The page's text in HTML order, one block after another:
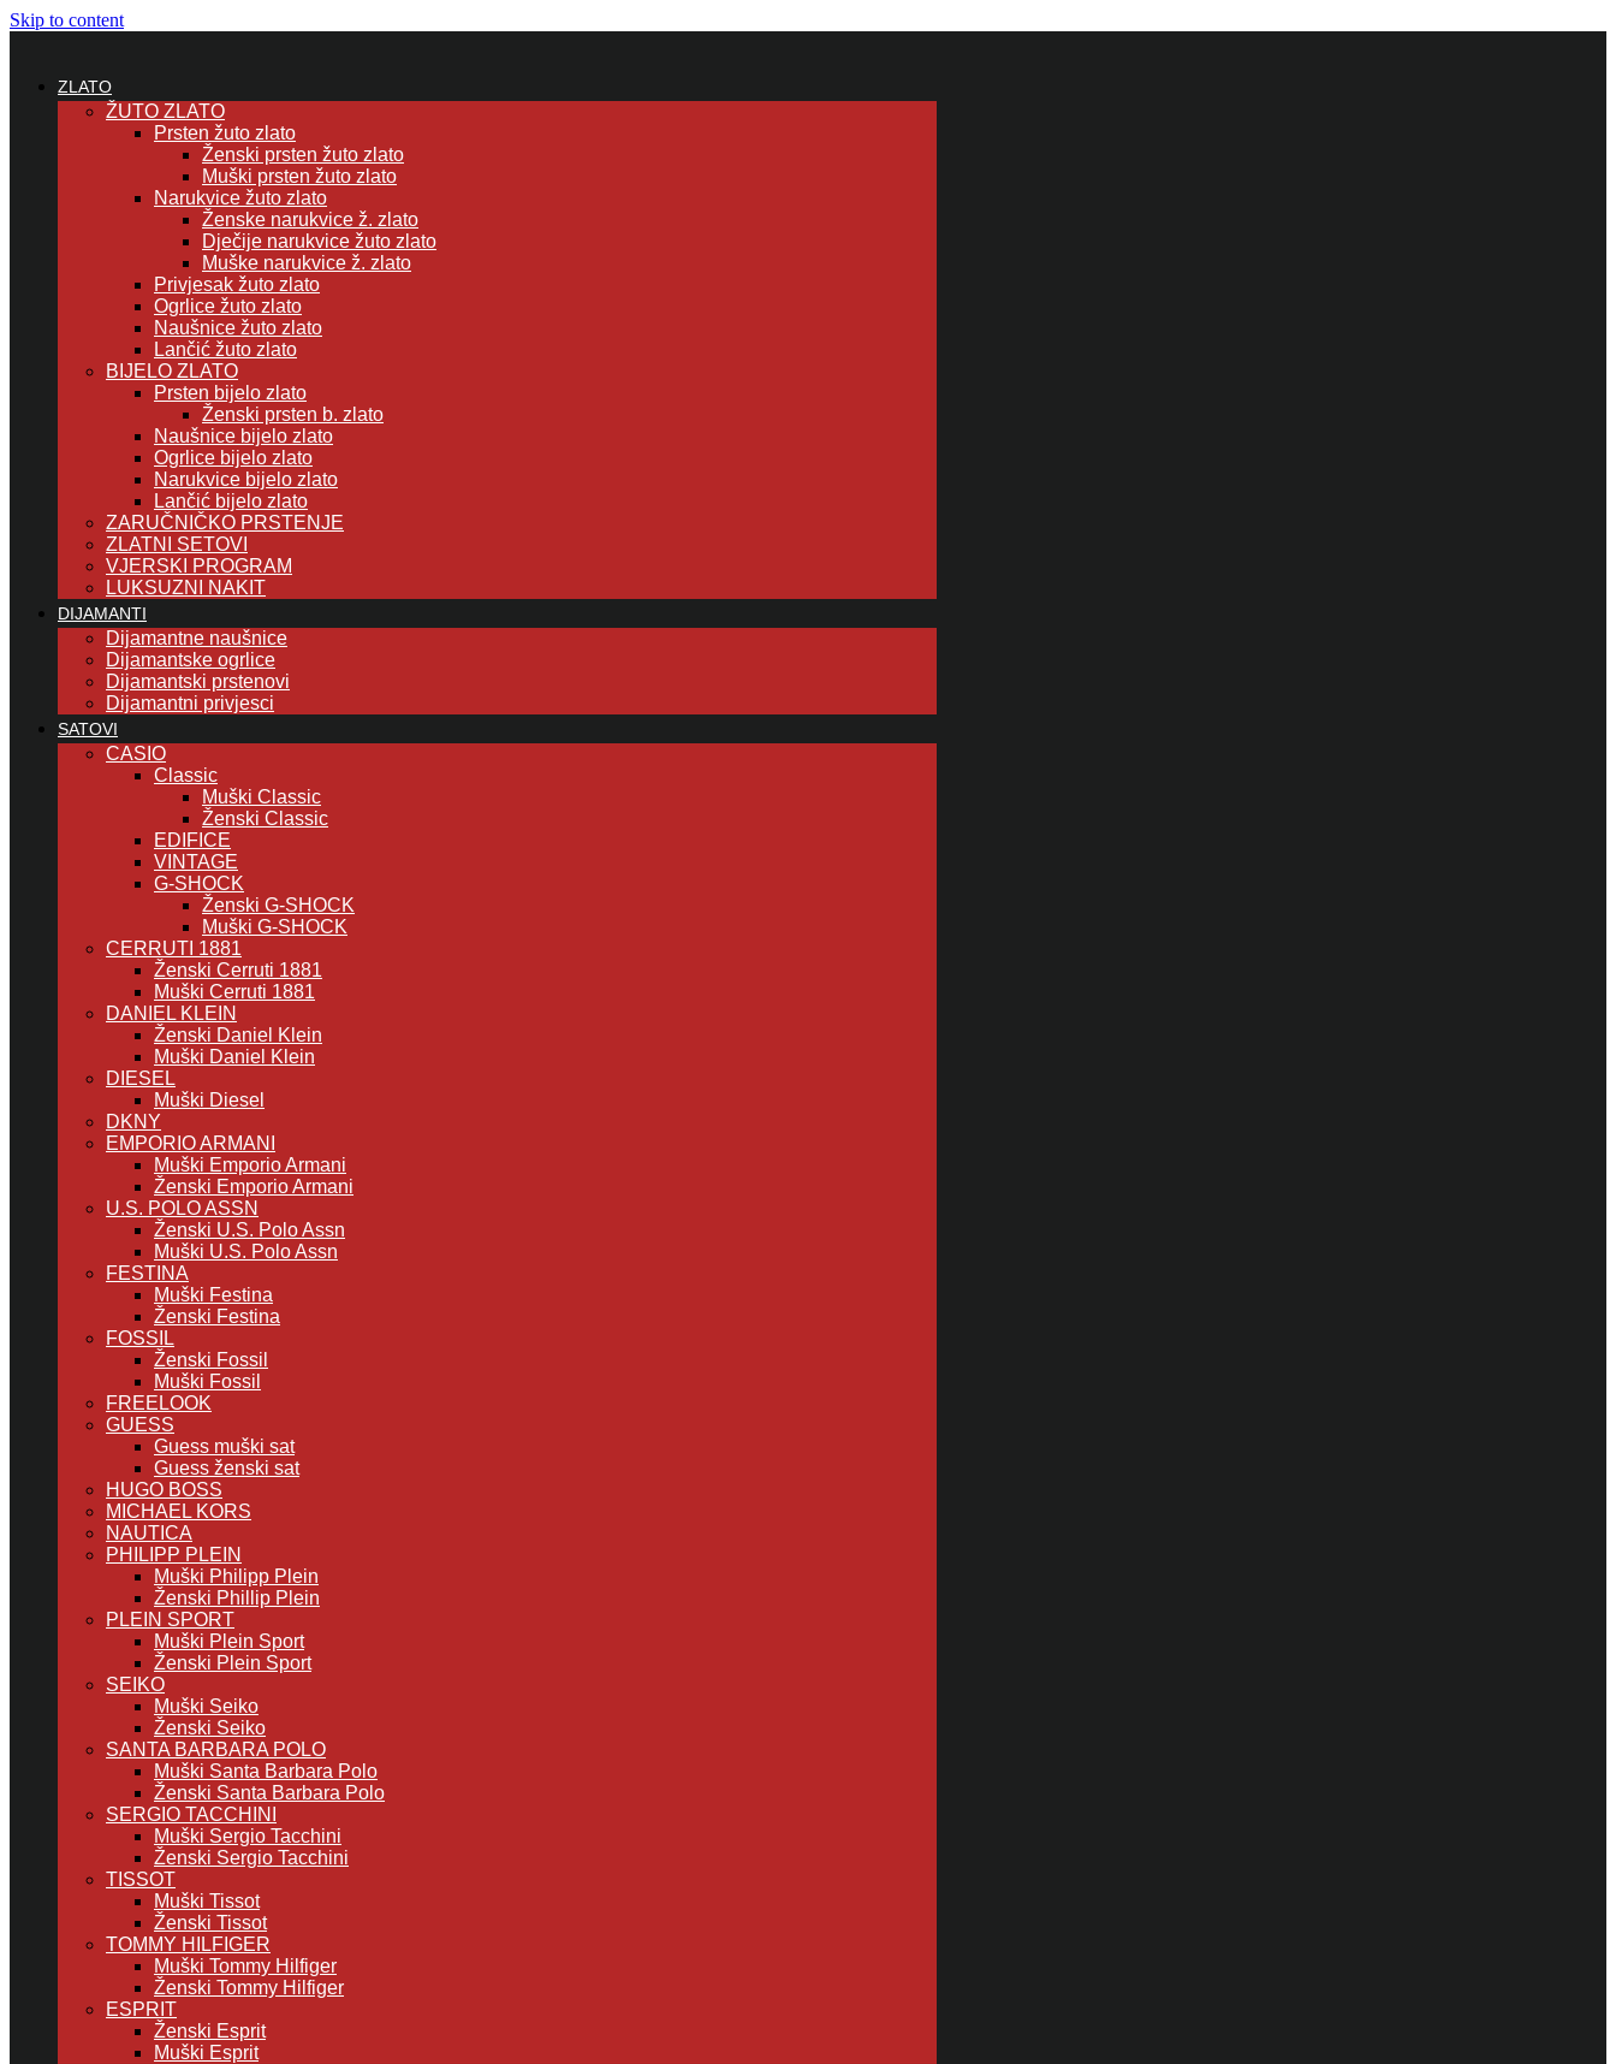
Skip to content
ZLATO
ŽUTO ZLATO
Prsten žuto zlato
Ženski prsten žuto zlato
Muški prsten žuto zlato
Narukvice žuto zlato
Ženske narukvice ž. zlato
Dječije narukvice žuto zlato
Muške narukvice ž. zlato
Privjesak žuto zlato
Ogrlice žuto zlato
Naušnice žuto zlato
Lančić žuto zlato
BIJELO ZLATO
Prsten bijelo zlato
Ženski prsten b. zlato
Naušnice bijelo zlato
Ogrlice bijelo zlato
Narukvice bijelo zlato
Lančić bijelo zlato
ZARUČNIČKO PRSTENJE
ZLATNI SETOVI
VJERSKI PROGRAM
LUKSUZNI NAKIT
DIJAMANTI
Dijamantne naušnice
Dijamantske ogrlice
Dijamantski prstenovi
Dijamantni privjesci
SATOVI
CASIO
Classic
Muški Classic
Ženski Classic
EDIFICE
VINTAGE
G-SHOCK
Ženski G-SHOCK
Muški G-SHOCK
CERRUTI 1881
Ženski Cerruti 1881
Muški Cerruti 1881
DANIEL KLEIN
Ženski Daniel Klein
Muški Daniel Klein
DIESEL
Muški Diesel
DKNY
EMPORIO ARMANI
Muški Emporio Armani
Ženski Emporio Armani
U.S. POLO ASSN
Ženski U.S. Polo Assn
Muški U.S. Polo Assn
FESTINA
Muški Festina
Ženski Festina
FOSSIL
Ženski Fossil
Muški Fossil
FREELOOK
GUESS
Guess muški sat
Guess ženski sat
HUGO BOSS
MICHAEL KORS
NAUTICA
PHILIPP PLEIN
Muški Philipp Plein
Ženski Phillip Plein
PLEIN SPORT
Muški Plein Sport
Ženski Plein Sport
SEIKO
Muški Seiko
Ženski Seiko
SANTA BARBARA POLO
Muški Santa Barbara Polo
Ženski Santa Barbara Polo
SERGIO TACCHINI
Muški Sergio Tacchini
Ženski Sergio Tacchini
TISSOT
Muški Tissot
Ženski Tissot
TOMMY HILFIGER
Muški Tommy Hilfiger
Ženski Tommy Hilfiger
ESPRIT
Ženski Esprit
Muški Esprit